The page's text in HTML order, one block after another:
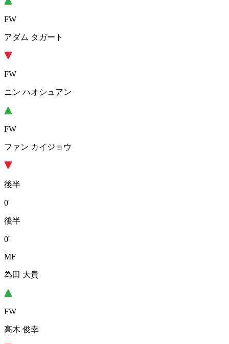
FW
アダム タガート
FW
ニン ハオシュアン
FW
ファン カイジョウ
後半
0'
後半
0'
MF
為田 大貴
FW
高木 俊幸